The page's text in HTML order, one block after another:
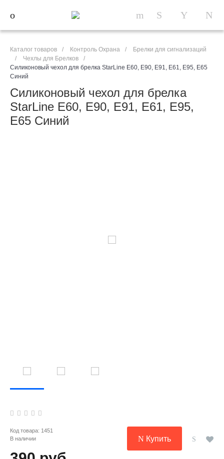
Каталог товаров / Контроль Охрана /
Брелки для сигнализаций
/
Чехлы для Брелков
/
Силиконовый чехол для брелка StarLine E60, E90, E91, E61, E95, E65
Синий
Силиконовый чехол для брелка
StarLine E60, E90, E91, E61, E95,
E65 Синий
Код товара: 1451
В наличии
Купить